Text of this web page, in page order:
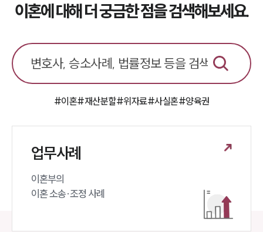
부소개
대륜의 강점
오시는 길
글로벌 파트너 로펌
고객의 소리
AI대륜
이혼 주요 업무사례
사례분석/최신동향
이혼에 대해 더 궁금한 점을 검색해보세요.
#이혼#재산분할#위자료#사실혼#양육권
업무사례
이혼부의
이혼 소송·조정 사례